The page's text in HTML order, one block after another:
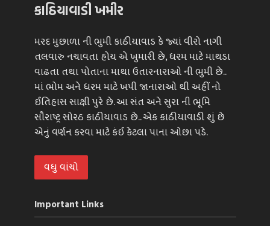
કાઠિયાવાડી ખમીર
મરદ મુછાળા ની ભુમી કાઠીયાવાડ કે જ્યાં વીરો નાગી
તલવારુ નચાવતા હોય એ ખુમારી છે, ધરમ માટે માથડા
વાઢતા તથા પોતાના માથા ઉતારનારાઓ ની ભુમી છે..
માં ભોમ અને ધરમ માટે ખપી જાનારાઓ થી અહીં નો
ઈતિહાસ સાક્ષી પુરે છે. આ સંત અને સુરા ની ભૂમિ
સૌરાષ્ટ્ર સોરઠ કાઠીયાવાડ છે.. એક કાઠીયાવાડી શું છે
એનું વર્ણન કરવા માટે કંઈ કેટલા પાના ઓછા પડે.
વધુ વાંચો
Important Links